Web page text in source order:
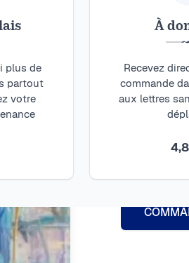
Art et
des sujets
Anxiété,
sont
sujets
€
plus de
partout
votre
À
Recevez
commande
aux lettres